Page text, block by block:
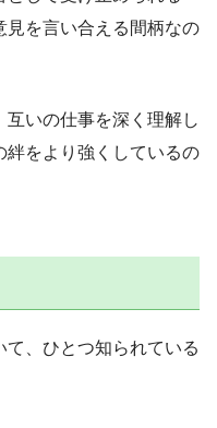
見を言い合える間柄なの
互いの仕事を深く理解し
絆をより強くしているの
、ひとつ知られている